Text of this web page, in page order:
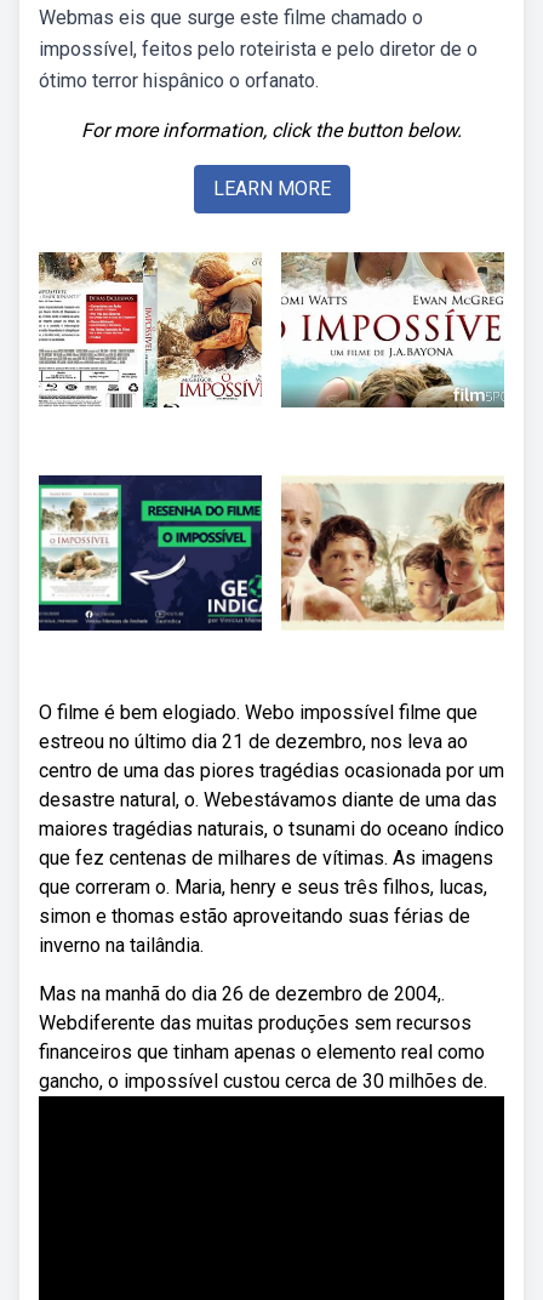
Webmas eis que surge este filme chamado o
impossível, feitos pelo roteirista e pelo diretor de o
ótimo terror hispânico o orfanato.
For more information, click the button below.
LEARN MORE
O filme é bem elogiado. Webo impossível filme que
estreou no último dia 21 de dezembro, nos leva ao
centro de uma das piores tragédias ocasionada por um
desastre natural, o. Webestávamos diante de uma das
maiores tragédias naturais, o tsunami do oceano índico
que fez centenas de milhares de vítimas. As imagens
que correram o. Maria, henry e seus três filhos, lucas,
simon e thomas estão aproveitando suas férias de
inverno na tailândia.
Mas na manhã do dia 26 de dezembro de 2004,.
Webdiferente das muitas produções sem recursos
financeiros que tinham apenas o elemento real como
gancho, o impossível custou cerca de 30 milhões de.